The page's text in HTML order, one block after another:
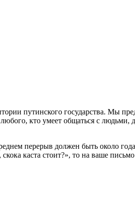
путинского государства. Мы
кто умеет общаться с людьми,
перерыв должен быть около
каста стоит?», то на ваше письмо